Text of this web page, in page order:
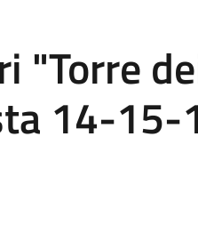
"Torre
14-